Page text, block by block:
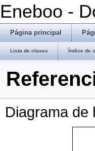
Eneboo -
Página principal
Lista de clases Índice de
Diagrama de